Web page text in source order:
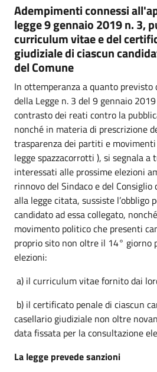
Adempimenti connessi
legge 9 gennaio 2019 n. 3,
curriculum vitae e del
giudiziale di ciascun
del Comune
In ottemperanza a quanto previsto
della Legge n. 3 del 9 gennaio
contrasto dei reati contro la
nonché in materia di prescrizione
trasparenza dei partiti e
legge spazzacorrotti ), si segnala
interessati alle prossime elezioni
rinnovo del Sindaco e del Consiglio
alla legge citata, sussiste l’obbligo
candidato ad essa collegato,
movimento politico che presenti
proprio sito non oltre il 14° giorno
elezioni:
a) il curriculum vitae fornito dai
b) il certificato penale di ciascun
casellario giudiziale non oltre
data fissata per la consultazione
La legge prevede sanzioni